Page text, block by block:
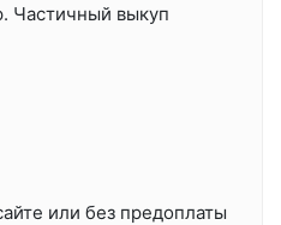
Частичный выкуп
или без предоплаты